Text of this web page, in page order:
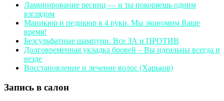
Ламинирование ресниц — и ты покоряешь одним
взглядом
Маникюр и педикюр в 4 руки. Мы экономим Ваше
время!
Безсульфатные шампуни. Все ЗА и ПРОТИВ
Долговременная укладка бровей – Вы идеальны всегда и
везде
Восстановление и лечение волос (Харьков)
Запись в салон